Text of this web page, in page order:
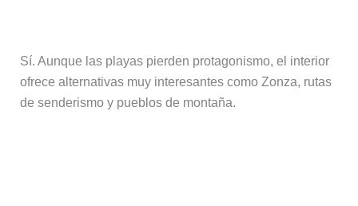
Sí. Aunque las playas pierden protagonismo, el interior
ofrece alternativas muy interesantes como Zonza, rutas
de senderismo y pueblos de montaña.